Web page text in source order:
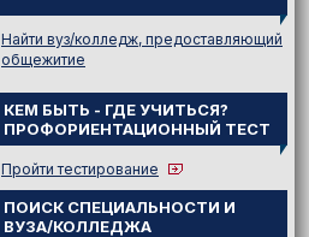
Найти вуз/колледж, предоставляющий
общежитие
КЕМ БЫТЬ - ГДЕ УЧИТЬСЯ?
ПРОФОРИЕНТАЦИОННЫЙ ТЕСТ
Пройти тестирование
ПОИСК СПЕЦИАЛЬНОСТИ И
ВУЗА/КОЛЛЕДЖА